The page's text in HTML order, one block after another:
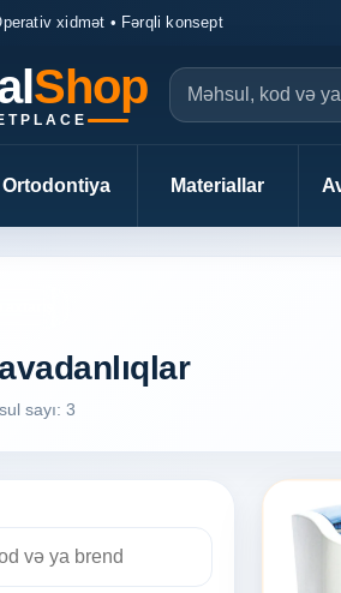
xidmət • Fərqli konsept
Shop
Ortodontiya Materiallar
sayı: 3